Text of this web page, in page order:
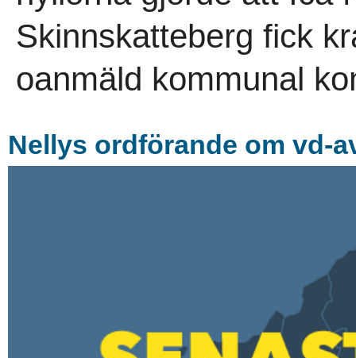
Skinnskatteberg fick
oanmäld kommunal
Nellys ordförande om vd-